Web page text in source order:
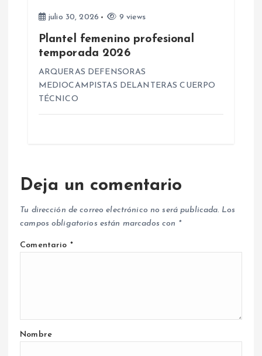
julio 30, 2026 9 views
Plantel femenino profesional
temporada 2026
ARQUERAS DEFENSORAS
MEDIOCAMPISTAS DELANTERAS CUERPO
TÉCNICO
Deja un comentario
Tu dirección de correo electrónico no será publicada. Los
campos obligatorios están marcados con *
Comentario *
Nombre